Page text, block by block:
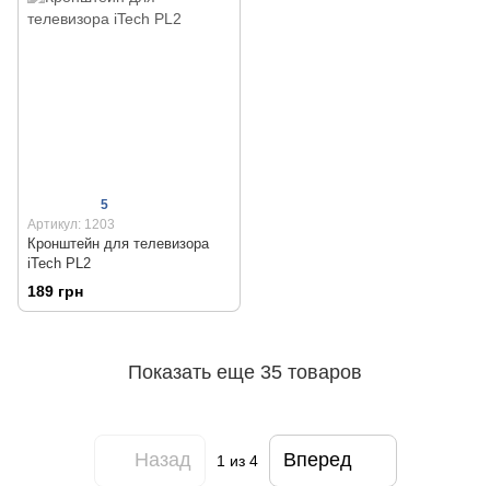
5
Артикул: 1203
Кронштейн для телевизора
iTech PL2
189 грн
Показать еще 35 товаров
Назад 1 из 4 Вперед